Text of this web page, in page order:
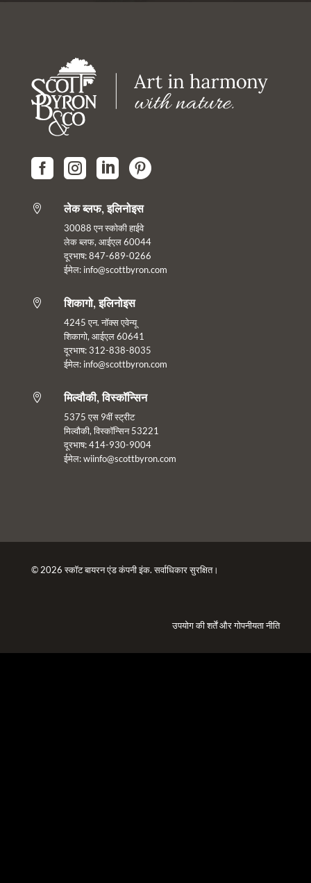
   
 लेक ब्लफ, इलिनोइस
30088 एन स्कोकी हाईवे
लेक ब्लफ, आईएल 60044
दूरभाष: 847-689-0266
ईमेल: info@scottbyron.com
 शिकागो, इलिनोइस
4245 एन. नॉक्स एवेन्यू
शिकागो, आईएल 60641
दूरभाष: 312-838-8035
ईमेल: info@scottbyron.com
 मिल्वौकी, विस्कॉन्सिन
5375 एस 9वीं स्ट्रीट
मिल्वौकी, विस्कॉन्सिन 53221
दूरभाष: 414-930-9004
ईमेल:wiinfo@scottbyron.com
© 2026 स्कॉट बायरन एंड कंपनी इंक. सर्वाधिकार सुरक्षित।
उपयोग की शर्तेंऔरगोपनीयता नीति